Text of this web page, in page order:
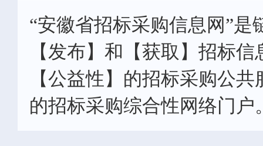
“安徽省招标采购信息网”
【发布】和【获取】招标
【公益性】的招标采购公
的招标采购综合性网络门户